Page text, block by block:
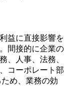
益に直接影響を
間接的に企業の
、人事、法務、
コーポレート部
め、業務の効